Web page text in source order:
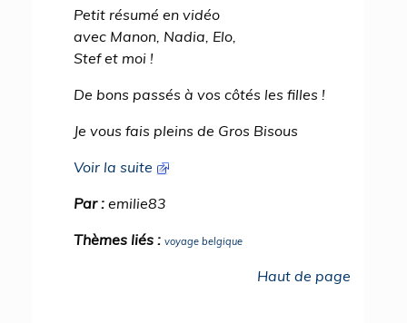
Petit résumé en vidéo
avec Manon, Nadia, Elo,
Stef et moi !
De bons passés à vos côtés les filles !
Je vous fais pleins de Gros Bisous
Voir la suite
Par : emilie83
Thèmes liés : voyage belgique
Haut de page